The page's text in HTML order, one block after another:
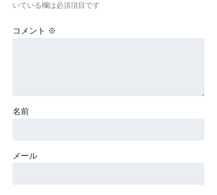
いている欄は必須項目です
コメント ※
名前
メール